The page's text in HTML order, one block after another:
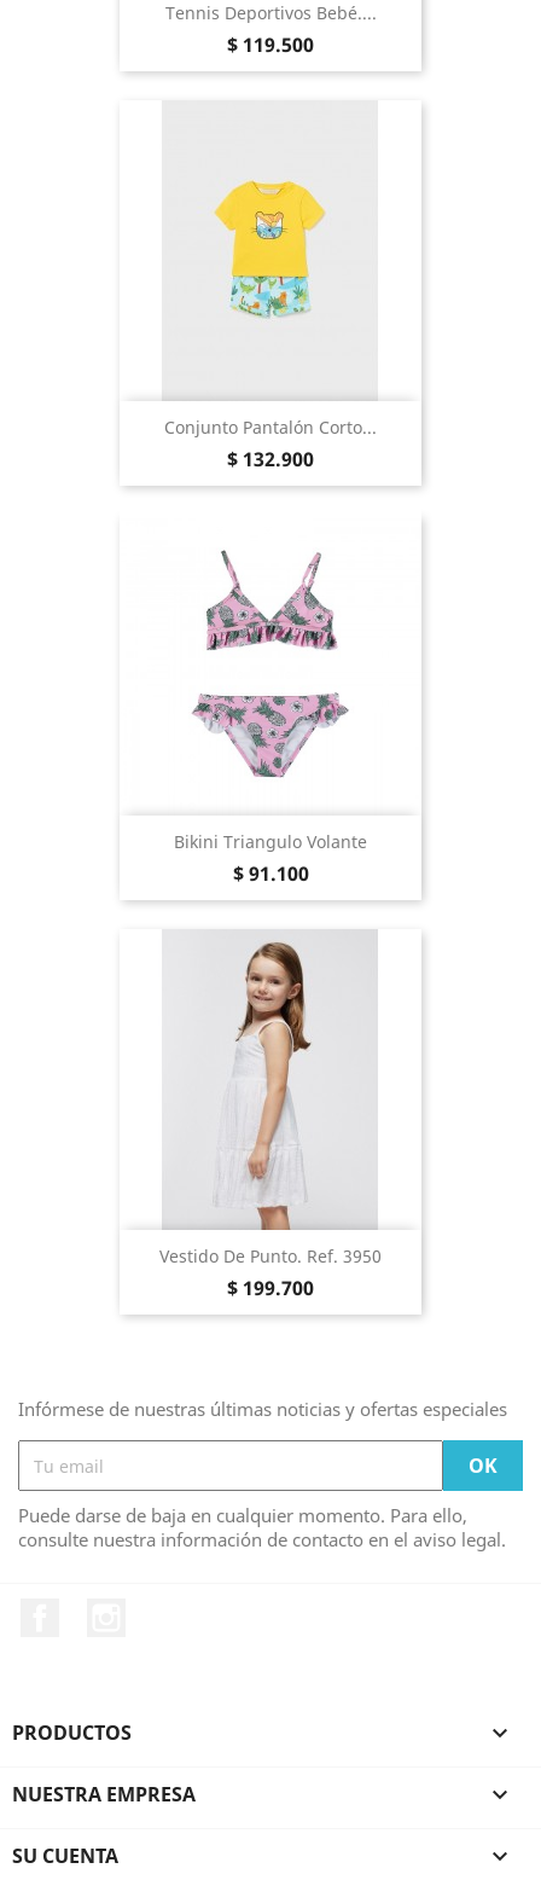
Tennis Deportivos Bebé....
Precio
$ 119.500
Conjunto Pantalón Corto...
Precio
$ 132.900
Bikini Triangulo Volante
Precio
$ 91.100
Vestido De Punto. Ref. 3950
Precio
$ 199.700
Infórmese de nuestras últimas noticias y ofertas especiales
Puede darse de baja en cualquier momento. Para ello,
consulte nuestra información de contacto en el aviso legal.
PRODUCTOS 
NUESTRA EMPRESA 
SU CUENTA 